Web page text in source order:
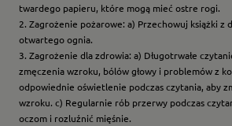
twardego papieru, które mogą mieć ostre rogi.
2. Zagrożenie pożarowe: a) Przechowuj książki z
otwartego ognia.
3. Zagrożenie dla zdrowia: a) Długotrwałe
zmęczenia wzroku, bólów głowy i problemów z
odpowiednie oświetlenie podczas czytania, aby
wzroku. c) Regularnie rób przerwy podczas
oczom i rozluźnić mięśnie.